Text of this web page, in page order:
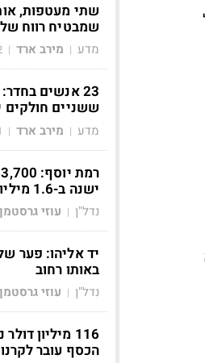
שתי מעטפות,
שמבטיח רווח של 25% ומתפרק בדרך
מדע | מירב ארד |
23 אנשים
ששניים חולקים
מדע | מירב ארד |
ישנה ב-1.6 מיליון
נדל"ן | עוזי גרסטמן
באותו רחוב
נדל"ן | עוזי גרסטמן
116 מיליון
הכסף עובר